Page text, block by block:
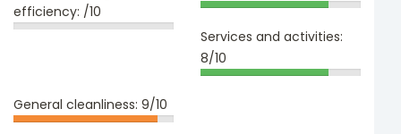
efficiency: /10
Services and activities:
8/10
General cleanliness: 9/10